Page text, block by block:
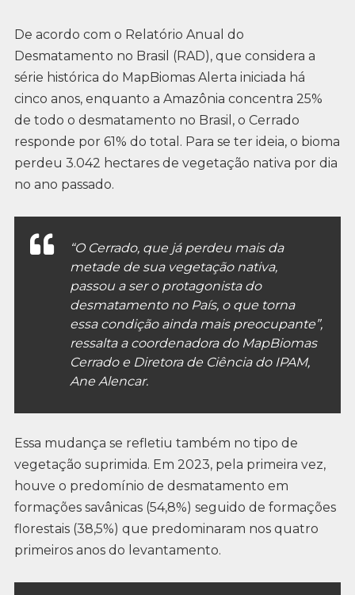
De acordo com o Relatório Anual do
Desmatamento no Brasil (RAD), que considera a
série histórica do MapBiomas Alerta iniciada há
cinco anos, enquanto a Amazônia concentra 25%
de todo o desmatamento no Brasil, o Cerrado
responde por 61% do total. Para se ter ideia, o bioma
perdeu 3.042 hectares de vegetação nativa por dia
no ano passado.
“O Cerrado, que já perdeu mais da
metade de sua vegetação nativa,
passou a ser o protagonista do
desmatamento no País, o que torna
essa condição ainda mais preocupante”,
ressalta a coordenadora do MapBiomas
Cerrado e Diretora de Ciência do IPAM,
Ane Alencar.
Essa mudança se refletiu também no tipo de
vegetação suprimida. Em 2023, pela primeira vez,
houve o predomínio de desmatamento em
formações savânicas (54,8%) seguido de formações
florestais (38,5%) que predominaram nos quatro
primeiros anos do levantamento.